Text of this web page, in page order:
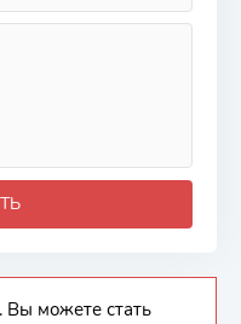
Вы можете стать